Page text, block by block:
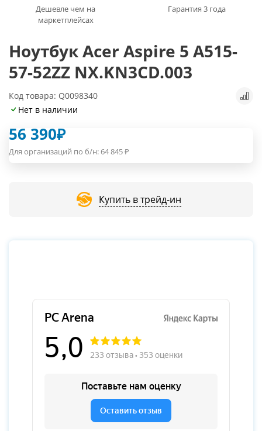
Дешевле чем на
маркетплейсах
Гарантия 3 года
Ноутбук Acer Aspire 5 A515-
57-52ZZ NX.KN3CD.003
Код товара: Q0098340
Нет в наличии
56 390₽
Для организаций по б/н:64 845₽
Купить в трейд-ин